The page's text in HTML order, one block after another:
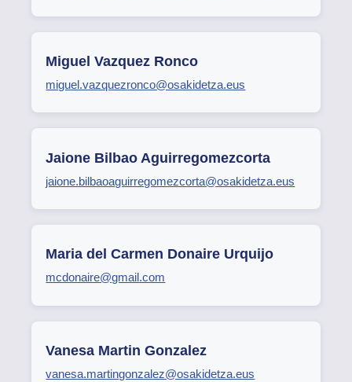
Miguel Vazquez Ronco
miguel.vazquezronco@osakidetza.eus
Jaione Bilbao Aguirregomezcorta
jaione.bilbaoaguirregomezcorta@osakidetza.eus
Maria del Carmen Donaire Urquijo
mcdonaire@gmail.com
Vanesa Martin Gonzalez
vanesa.martingonzalez@osakidetza.eus